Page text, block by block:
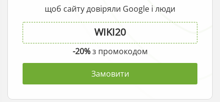
щоб сайту довіряли Google і люди
-20%з промокодом
Замовити